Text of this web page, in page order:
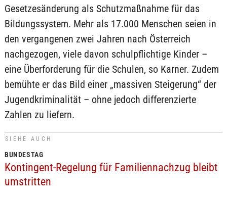
Gesetzesänderung als Schutzmaßnahme für das
Bildungssystem. Mehr als 17.000 Menschen seien in
den vergangenen zwei Jahren nach Österreich
nachgezogen, viele davon schulpflichtige Kinder –
eine Überforderung für die Schulen, so Karner. Zudem
bemühte er das Bild einer „massiven Steigerung“ der
Jugendkriminalität – ohne jedoch differenzierte
Zahlen zu liefern.
SIEHE AUCH
BUNDESTAG
Kontingent-Regelung für Familiennachzug bleibt
umstritten